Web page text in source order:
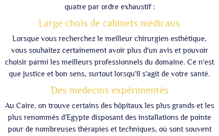
quatre par ordre exhaustif :
Large choix de cabinets médicaux
Lorsque vous recherchez le meilleur chirurgien esthétique,
vous souhaitez certainement avoir plus d'un avis et pouvoir
choisir parmi les meilleurs professionnels du domaine. Ce n'est
que justice et bon sens, surtout lorsqu'il s'agit de votre santé.
Des médecins expérimentés
Au Caire, on trouve certains des hôpitaux les plus grands et les
plus renommés d'Egypte disposant des installations de pointe
pour de nombreuses thérapies et techniques, où sont souvent